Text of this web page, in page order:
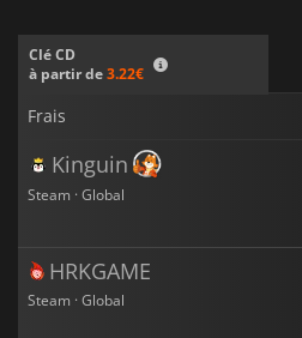
Clé CD
à partir de3.22€
Frais
Kinguin
Steam · Global
HRKGAME
Steam · Global